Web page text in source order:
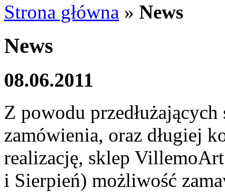
Strona główna » News
News
08.06.2011
Z powodu
zamówienia, oraz długiej
realizację, sklep
i Sierpień) możliwość